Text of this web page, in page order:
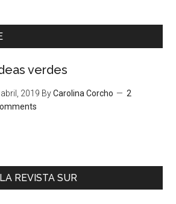
verdes
2019 ByCarolina Corcho
2
REVISTA SUR